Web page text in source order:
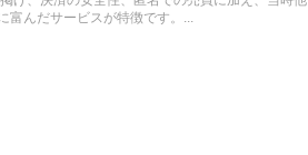
富んだサービスが特徴です。...